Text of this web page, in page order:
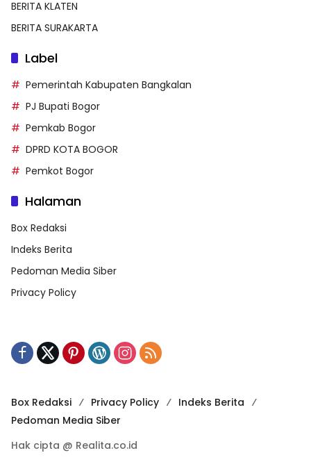
BERITA KLATEN
BERITA SURAKARTA
Label
Pemerintah Kabupaten Bangkalan
PJ Bupati Bogor
Pemkab Bogor
DPRD KOTA BOGOR
Pemkot Bogor
Halaman
Box Redaksi
Indeks Berita
Pedoman Media Siber
Privacy Policy
Box Redaksi Privacy Policy
Indeks Berita
Pedoman Media Siber
Hak cipta @ Realita.co.id